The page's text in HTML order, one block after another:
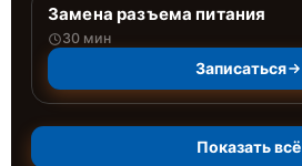
Замена разъема питания
30 мин
Записаться
Показать всё